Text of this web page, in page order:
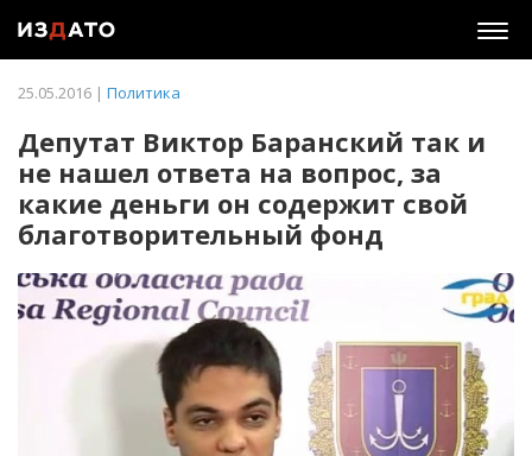
25.05.2016 | Политика
Депутат Виктор Баранский так и
не нашел ответа на вопрос, за
какие деньги он содержит свой
благотворительный фонд